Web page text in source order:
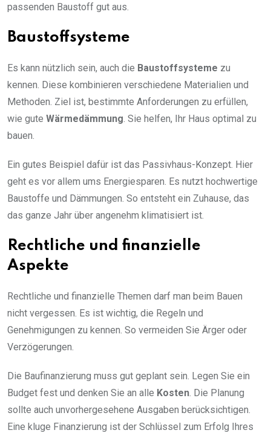
passenden Baustoff gut aus.
Baustoffsysteme
Es kann nützlich sein, auch die Baustoffsysteme zu
kennen. Diese kombinieren verschiedene Materialien und
Methoden. Ziel ist, bestimmte Anforderungen zu erfüllen,
wie gute Wärmedämmung . Sie helfen, Ihr Haus optimal zu
bauen.
Ein gutes Beispiel dafür ist das Passivhaus-Konzept. Hier
geht es vor allem ums Energiesparen. Es nutzt hochwertige
Baustoffe und Dämmungen. So entsteht ein Zuhause, das
das ganze Jahr über angenehm klimatisiert ist.
Rechtliche und finanzielle
Aspekte
Rechtliche und finanzielle Themen darf man beim Bauen
nicht vergessen. Es ist wichtig, die Regeln und
Genehmigungen zu kennen. So vermeiden Sie Ärger oder
Verzögerungen.
Die Baufinanzierung muss gut geplant sein. Legen Sie ein
Budget fest und denken Sie an alle Kosten . Die Planung
sollte auch unvorhergesehene Ausgaben berücksichtigen.
Eine kluge Finanzierung ist der Schlüssel zum Erfolg Ihres